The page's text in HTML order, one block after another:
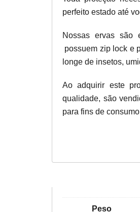
perfeito estado até
Nossas ervas são
possuem zip lock e
longe de insetos,
Ao adquirir este
qualidade, são
para fins de
Peso